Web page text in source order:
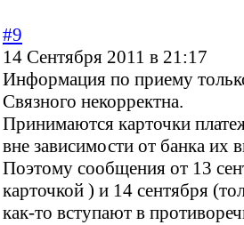
#9
14 Сентября 2011 в 21:17
Информация по приему
Связного некорректна.
Принимаются карточки
вне зависимости от банка их
Поэтому сообщения от 13
карточкой ) и 14 сентября
как-то вступают в